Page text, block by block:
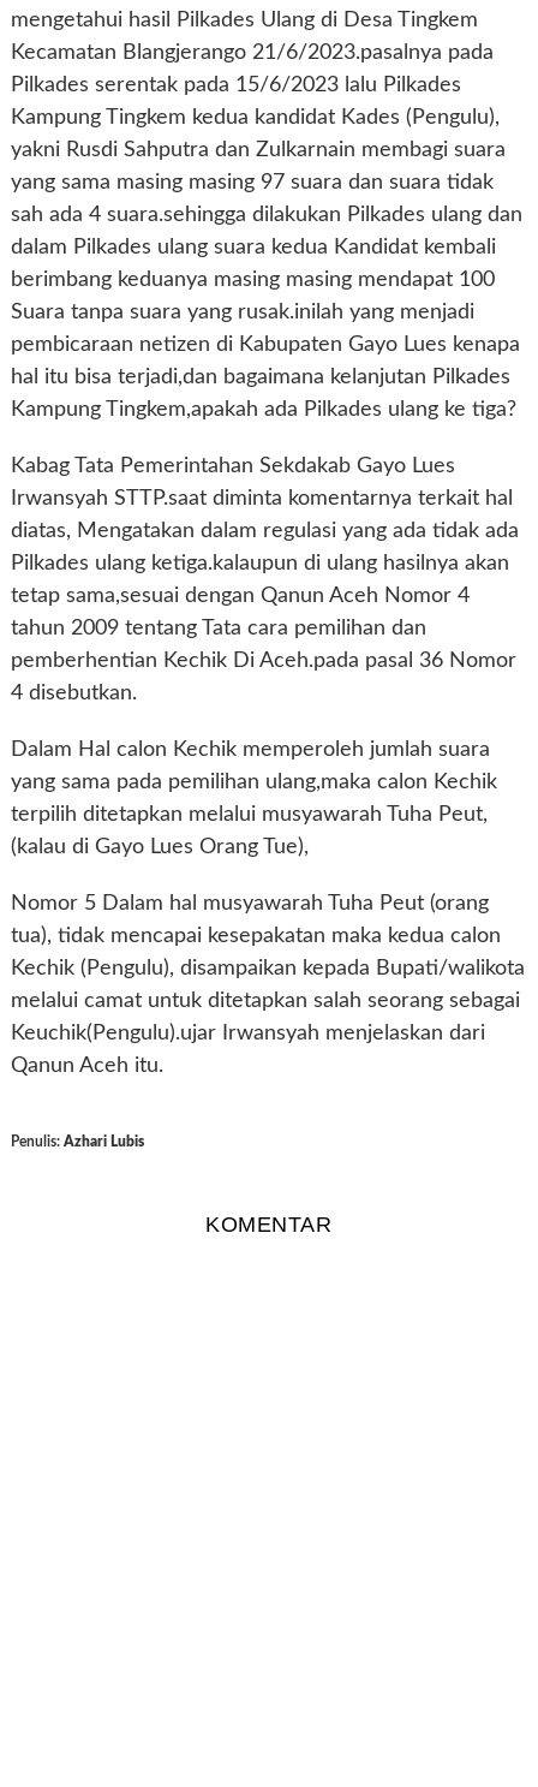
mengetahui hasil Pilkades Ulang di Desa Tingkem
Kecamatan Blangjerango 21/6/2023.pasalnya pada
Pilkades serentak pada 15/6/2023 lalu Pilkades
Kampung Tingkem kedua kandidat Kades (Pengulu),
yakni Rusdi Sahputra dan Zulkarnain membagi suara
yang sama masing masing 97 suara dan suara tidak
sah ada 4 suara.sehingga dilakukan Pilkades ulang dan
dalam Pilkades ulang suara kedua Kandidat kembali
berimbang keduanya masing masing mendapat 100
Suara tanpa suara yang rusak.inilah yang menjadi
pembicaraan netizen di Kabupaten Gayo Lues kenapa
hal itu bisa terjadi,dan bagaimana kelanjutan Pilkades
Kampung Tingkem,apakah ada Pilkades ulang ke tiga?
Kabag Tata Pemerintahan Sekdakab Gayo Lues
Irwansyah STTP.saat diminta komentarnya terkait hal
diatas, Mengatakan dalam regulasi yang ada tidak ada
Pilkades ulang ketiga.kalaupun di ulang hasilnya akan
tetap sama,sesuai dengan Qanun Aceh Nomor 4
tahun 2009 tentang Tata cara pemilihan dan
pemberhentian Kechik Di Aceh.pada pasal 36 Nomor
4 disebutkan.
Dalam Hal calon Kechik memperoleh jumlah suara
yang sama pada pemilihan ulang,maka calon Kechik
terpilih ditetapkan melalui musyawarah Tuha Peut,
(kalau di Gayo Lues Orang Tue),
Nomor 5 Dalam hal musyawarah Tuha Peut (orang
tua), tidak mencapai kesepakatan maka kedua calon
Kechik (Pengulu), disampaikan kepada Bupati/walikota
melalui camat untuk ditetapkan salah seorang sebagai
Keuchik(Pengulu).ujar Irwansyah menjelaskan dari
Qanun Aceh itu.
Penulis: Azhari Lubis
KOMENTAR